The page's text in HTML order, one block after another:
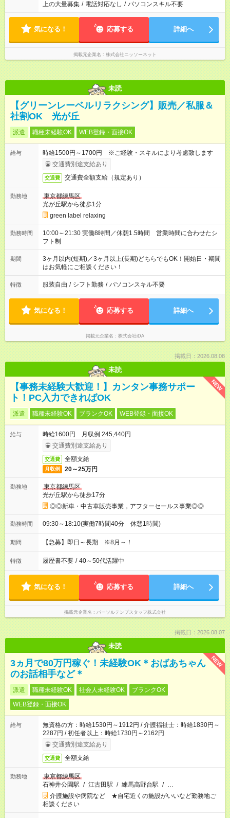
上の大量募集 / 電話対応なし / パソコンスキル不要
気になる！ 応募する 詳細へ
掲載元企業名 株式会社ニッソーネット
未読
【グリーンレーベルリラクシング】販売／私服＆
社割OK 光が丘
派遣 職種未経験OK WEB登録・面接OK
給与
時給1500円～1700円 ※ご経験・スキルにより考慮致します
交通費別途支給あり
交通費 交通費全額支給（規定あり）
勤務地
東京都練馬区
光が丘駅から徒歩1分
green label relaxing
勤務時間
10:00～21:30 実働8時間／休憩1.5時間 営業時間に合わせたシ
フト制
期間
3ヶ月以内(短期)／3ヶ月以上(長期)どちらでもOK！開始日・期間
はお気軽にご相談ください！
特徴 服装自由 / シフト勤務 / パソコンスキル不要
気になる！ 応募する 詳細へ
掲載元企業名 株式会社iDA
掲載日：2026.08.08
未読
NEW
【事務未経験大歓迎！】カンタン事務サポー
ト！PC入力できればOK
派遣 職種未経験OK ブランクOK WEB登録・面接OK
給与
時給1600円 月収例 245,440円
交通費別途支給あり
交通費 全額支給
月収例 20～25万円
勤務地
東京都練馬区
光が丘駅から徒歩17分
◎◎新車・中古車販売事業，アフターセールス事業◎◎
勤務時間 09:30～18:10(実働7時間40分 休憩1時間)
期間 【急募】即日～長期 ※8月～！
特徴 履歴書不要 / 40～50代活躍中
気になる！ 応募する 詳細へ
掲載元企業名 パーソルテンプスタッフ株式会社
掲載日：2026.08.07
未読
NEW
3ヵ月で80万円稼ぐ！未経験OK＊おばあちゃん
のお話相手など＊
派遣 職種未経験OK 社会人未経験OK
ブランクOK
WEB登録・面接OK
給与
無資格の方：時給1530円～1912円 / 介護福祉士：時給1830円～
2287円 / 初任者以上：時給1730円～2162円
交通費別途支給あり
交通費 全額支給
勤務地
東京都練馬区
石神井公園駅 / 江古田駅 / 練馬高野台駅 / …
介護施設や病院など ★自宅近くの施設がいいなど勤務地ご
相談ください